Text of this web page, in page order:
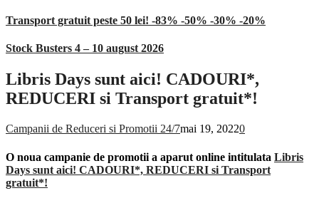
Transport gratuit peste 50 lei! -83% -50% -30% -20%
Stock Busters 4 – 10 august 2026
Libris Days sunt aici! CADOURI*,
REDUCERI si Transport gratuit*!
Campanii de Reduceri si Promotii 24/7mai 19, 20220
O noua campanie de promotii a aparut online intitulata Libris
Days sunt aici! CADOURI*, REDUCERI si Transport
gratuit*!